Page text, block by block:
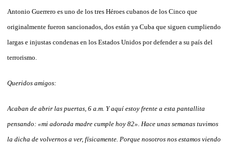
Antonio Guerrero es uno de los tres Héroes cubanos de los Cinco que
originalmente fueron sancionados, dos están ya Cuba que siguen cumpliendo
largas e injustas condenas en los Estados Unidos por defender a su país del
terrorismo.
Queridos amigos:
Acaban de abrir las puertas, 6 a.m. Y aquí estoy frente a esta pantallita
pensando: «mi adorada madre cumple hoy 82». Hace unas semanas tuvimos
la dicha de volvernos a ver, físicamente. Porque nosotros nos estamos viendo